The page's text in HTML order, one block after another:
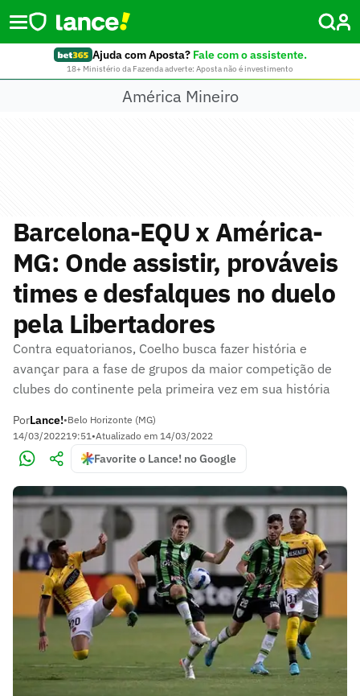
Ajuda com Aposta? Fale com o assistente.
18+ Ministério da Fazenda adverte: Aposta não é investimento
América Mineiro
Barcelona-EQU x América-
MG: Onde assistir, prováveis
times e desfalques no duelo
pela Libertadores
Contra equatorianos, Coelho busca fazer história e
avançar para a fase de grupos da maior competição de
clubes do continente pela primeira vez em sua história
PorLance!•Belo Horizonte (MG)
14/03/202219:51•Atualizado em 14/03/2022
Favorite o Lance! no Google